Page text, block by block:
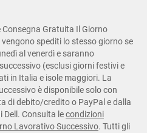
Gratuita Il Giorno
spediti lo stesso giorno se
al venerdì e saranno
(esclusi giorni festivi e
in Italia e isole maggiori. La
è disponibile solo con
di debito/credito o PayPal e dalla
Dell. Consulta lecondizioni
Lavorativo Successivo. Tutti gli